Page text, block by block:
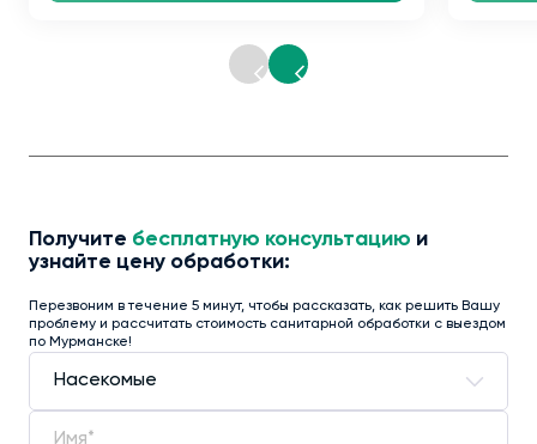
Получите бесплатную консультацию и
узнайте цену обработки:
Перезвоним в течение 5 минут, чтобы рассказать, как решить Вашу
проблему и рассчитать стоимость санитарной обработки с выездом
по Мурманске!